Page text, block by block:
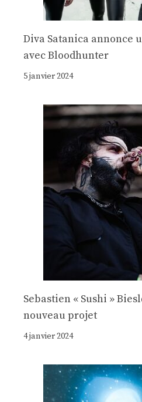
Diva Satanica annonce
avec Bloodhunter
5 janvier 2024
Sebastien « Sushi »
nouveau projet
4 janvier 2024